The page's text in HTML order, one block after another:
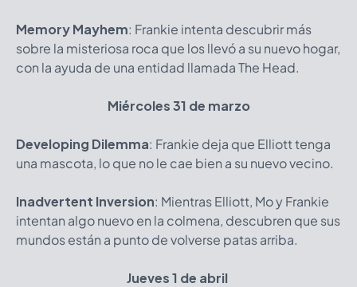
Memory Mayhem: Frankie intenta descubrir más
sobre la misteriosa roca que los llevó a su nuevo hogar,
con la ayuda de una entidad llamada The Head.
Miércoles 31 de marzo
Developing Dilemma: Frankie deja que Elliott tenga
una mascota, lo que no le cae bien a su nuevo vecino.
Inadvertent Inversion: Mientras Elliott, Mo y Frankie
intentan algo nuevo en la colmena, descubren que sus
mundos están a punto de volverse patas arriba.
Jueves 1 de abril